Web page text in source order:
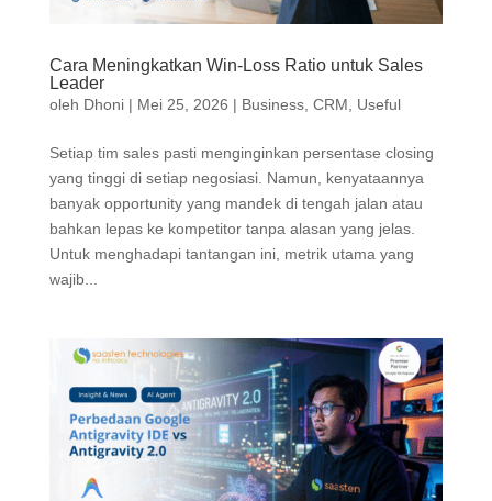
Cara Meningkatkan Win-Loss Ratio untuk Sales
Leader
oleh Dhoni| Mei 25, 2026 | Business, CRM Useful
Setiap tim sales pasti menginginkan persentase closing
yang tinggi di setiap negosiasi. Namun, kenyataannya
banyak opportunity yang mandek di tengah jalan atau
bahkan lepas ke kompetitor tanpa alasan yang jelas.
Untuk menghadapi tantangan ini, metrik utama yang
wajib...